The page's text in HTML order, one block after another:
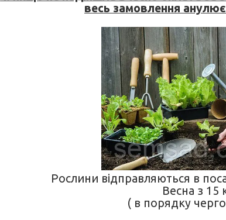
весь замовлення
Рослини відправляються в
Весна з 15
( в порядку